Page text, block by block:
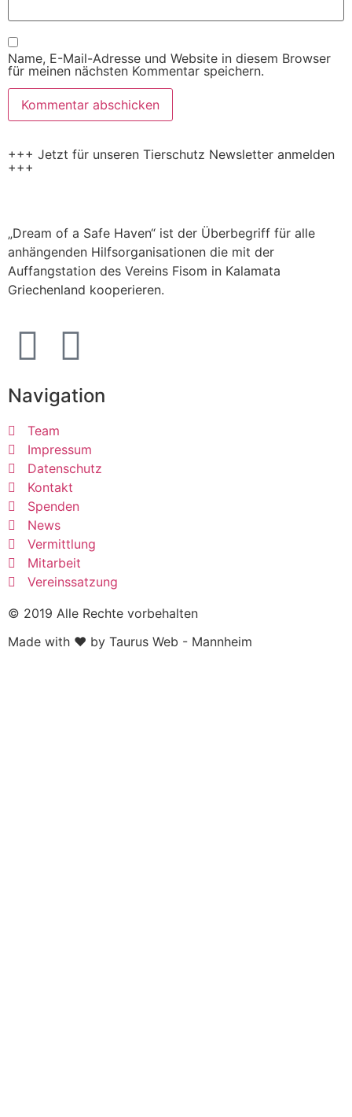
Name, E-Mail-Adresse und Website in diesem Browser
für meinen nächsten Kommentar speichern.
+++ Jetzt für unseren Tierschutz Newsletter anmelden
+++
„Dream of a Safe Haven“ ist der Überbegriff für alle
anhängenden Hilfsorganisationen die mit der
Auffangstation des Vereins Fisom in Kalamata
Griechenland kooperieren.
Navigation
Team
Impressum
Datenschutz
Kontakt
Spenden
News
Vermittlung
Mitarbeit
Vereinssatzung
© 2019 Alle Rechte vorbehalten
Made with ❤ by Taurus Web - Mannheim